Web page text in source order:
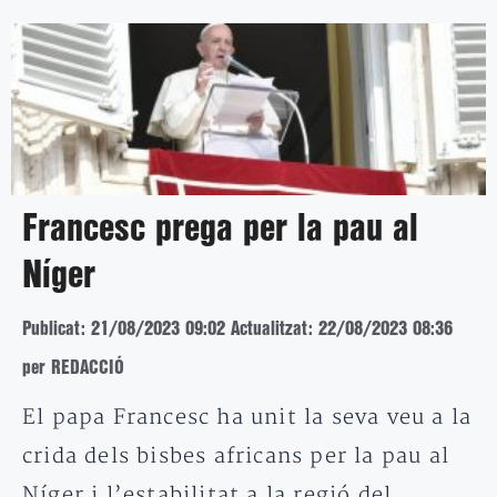
Francesc prega per la pau al
Níger
Publicat: 21/08/2023 09:02 Actualitzat: 22/08/2023 08:36
per REDACCIÓ
El papa Francesc ha unit la seva veu a la
crida dels bisbes africans per la pau al